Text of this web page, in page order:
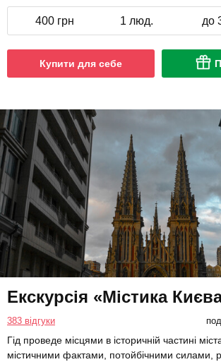
400 грн 1 люд. до
Купити для себе
Екскурсія «Містика
383 відгуки
Гід проведе місцями в історичній частині
містичними фактами, потойбічними силами,